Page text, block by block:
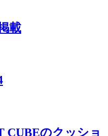
載
CUBEのクッショ